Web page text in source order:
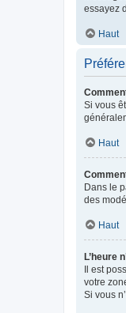
essayez
Haut
Si vous
Haut
Dans le
des
Haut
L’heure
Il est
votre
Si vous